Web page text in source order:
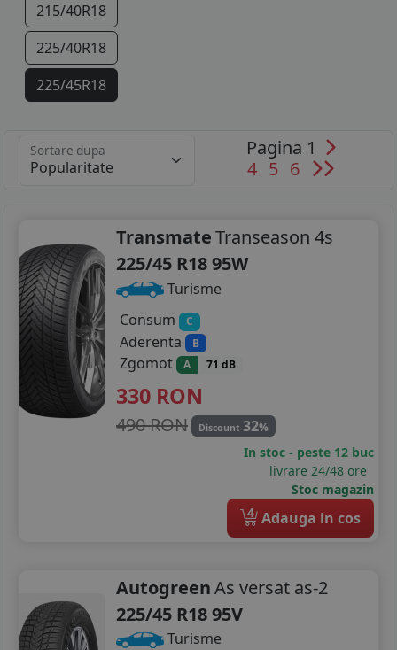
215/40R18
225/40R18
225/45R18
Sortare dupa
Pagina 1
4 5 6
TransmateTranseason 4s
225/45 R18 95W
Turisme
Consum
C
Aderenta B
Zgomot A 71 dB
330 RON
490 RON Discount 32%
In stoc - peste 12 buc
livrare 24/48 ore
Stoc magazin
4 Adauga in cos
AutogreenAs versat as-2
225/45 R18 95V
Turisme